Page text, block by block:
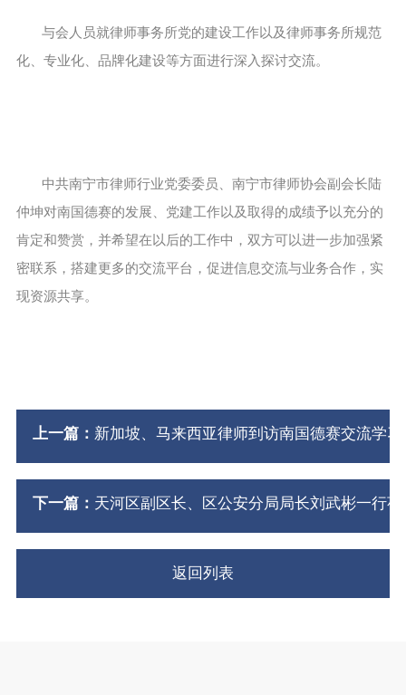
与会人员就律师事务所党的建设工作以及律师事务所规范
化、专业化、品牌化建设等方面进行深入探讨交流。
中共南宁市律师行业党委委员、南宁市律师协会副会长陆
仲坤对南国德赛的发展、党建工作以及取得的成绩予以充分的
肯定和赞赏，并希望在以后的工作中，双方可以进一步加强紧
密联系，搭建更多的交流平台，促进信息交流与业务合作，实
现资源共享。
上一篇： 新加坡、马来西亚律师到访南国德赛交流学习
下一篇： 天河区副区长、区公安分局局长刘武彬一行
返回列表